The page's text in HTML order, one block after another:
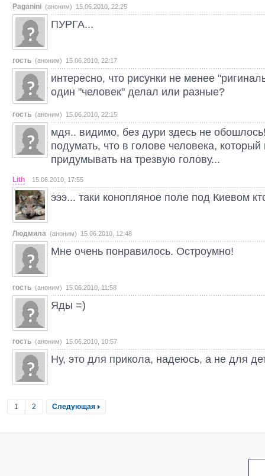
Paganini (аноним) 15.06.2010, 22:25
ПУРГА...
гость (аноним) 15.06.2010, 22:17
интересно, что рисунки не менее
один "человек" делал или разные?
гость (аноним) 15.06.2010, 22:15
мдя.. видимо, без дури здесь не
подумать, что в голове человека, который
придумывать на трезвую голову...
Lith 15.06.2010, 17:55
эээ... таки конопляное поле под Киевом
Людмила (аноним) 15.06.2010, 12:48
Мне очень понравилось. Остроумно!
гость (аноним) 15.06.2010, 11:58
Яды =)
гость (аноним) 15.06.2010, 10:57
Ну, это для прикола, надеюсь, а не для
1 2 Следующая